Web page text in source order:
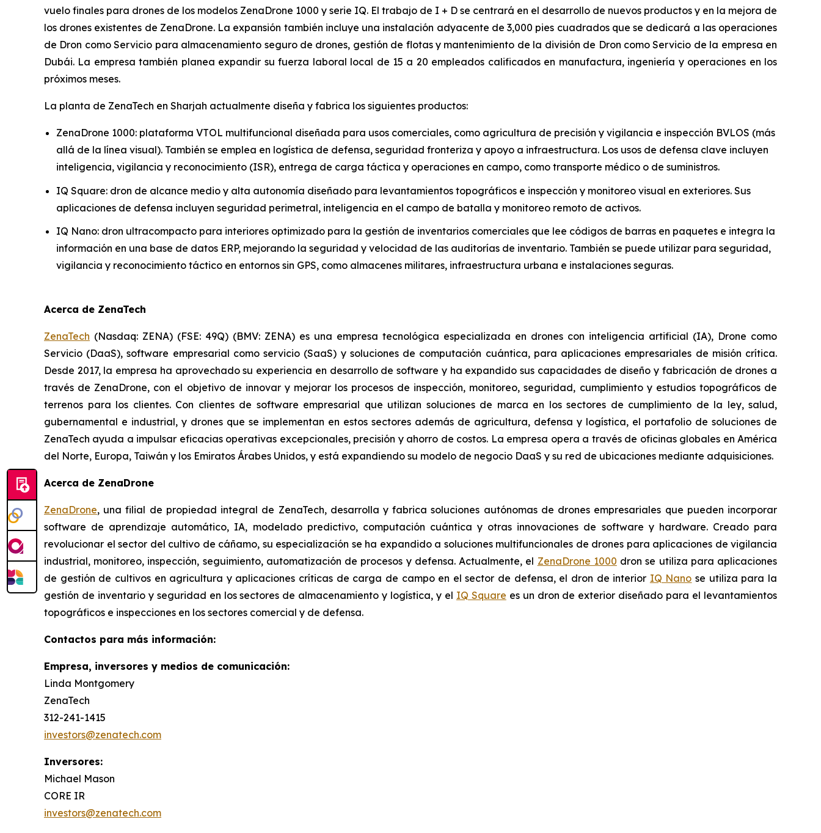
vuelo finales para drones de los modelos ZenaDrone 1000 y serie IQ. El trabajo de I + D se centrará en el desarrollo de nuevos productos y en la mejora de
los drones existentes de ZenaDrone. La expansión también incluye una instalación adyacente de 3,000 pies cuadrados que se dedicará a las operaciones
de Dron como Servicio para almacenamiento seguro de drones, gestión de flotas y mantenimiento de la división de Dron como Servicio de la empresa en
Dubái. La empresa también planea expandir su fuerza laboral local de 15 a 20 empleados calificados en manufactura, ingeniería y operaciones en los
próximos meses.
La planta de ZenaTech en Sharjah actualmente diseña y fabrica los siguientes productos:
ZenaDrone 1000: plataforma VTOL multifuncional diseñada para usos comerciales, como agricultura de precisión y vigilancia e inspección BVLOS (más
allá de la línea visual). También se emplea en logística de defensa, seguridad fronteriza y apoyo a infraestructura. Los usos de defensa clave incluyen
inteligencia, vigilancia y reconocimiento (ISR), entrega de carga táctica y operaciones en campo, como transporte médico o de suministros.
IQ Square: dron de alcance medio y alta autonomía diseñado para levantamientos topográficos e inspección y monitoreo visual en exteriores. Sus
aplicaciones de defensa incluyen seguridad perimetral, inteligencia en el campo de batalla y monitoreo remoto de activos.
IQ Nano: dron ultracompacto para interiores optimizado para la gestión de inventarios comerciales que lee códigos de barras en paquetes e integra la
información en una base de datos ERP, mejorando la seguridad y velocidad de las auditorías de inventario. También se puede utilizar para seguridad,
vigilancia y reconocimiento táctico en entornos sin GPS, como almacenes militares, infraestructura urbana e instalaciones seguras.
Acerca de ZenaTech
ZenaTech (Nasdaq: ZENA) (FSE: 49Q) (BMV: ZENA) es una empresa tecnológica especializada en drones con inteligencia artificial (IA), Drone como
Servicio (DaaS), software empresarial como servicio (SaaS) y soluciones de computación cuántica, para aplicaciones empresariales de misión crítica.
Desde 2017, la empresa ha aprovechado su experiencia en desarrollo de software y ha expandido sus capacidades de diseño y fabricación de drones a
través de ZenaDrone, con el objetivo de innovar y mejorar los procesos de inspección, monitoreo, seguridad, cumplimiento y estudios topográficos de
terrenos para los clientes. Con clientes de software empresarial que utilizan soluciones de marca en los sectores de cumplimiento de la ley, salud,
gubernamental e industrial, y drones que se implementan en estos sectores además de agricultura, defensa y logística, el portafolio de soluciones de
ZenaTech ayuda a impulsar eficacias operativas excepcionales, precisión y ahorro de costos. La empresa opera a través de oficinas globales en América
del Norte, Europa, Taiwán y los Emiratos Árabes Unidos, y está expandiendo su modelo de negocio DaaS y su red de ubicaciones mediante adquisiciones.
Acerca de ZenaDrone
ZenaDrone, una filial de propiedad integral de ZenaTech, desarrolla y fabrica soluciones autónomas de drones empresariales que pueden incorporar
software de aprendizaje automático, IA, modelado predictivo, computación cuántica y otras innovaciones de software y hardware. Creado para
revolucionar el sector del cultivo de cáñamo, su especialización se ha expandido a soluciones multifuncionales de drones para aplicaciones de vigilancia
industrial, monitoreo, inspección, seguimiento, automatización de procesos y defensa. Actualmente, el ZenaDrone 1000 dron se utiliza para aplicaciones
de gestión de cultivos en agricultura y aplicaciones críticas de carga de campo en el sector de defensa, el dron de interior IQ Nano se utiliza para la
gestión de inventario y seguridad en los sectores de almacenamiento y logística, y el IQ Square es un dron de exterior diseñado para el levantamientos
topográficos e inspecciones en los sectores comercial y de defensa.
Contactos para más información:
Empresa, inversores y medios de comunicación:
Linda Montgomery
ZenaTech
312-241-1415
investors@zenatech.com
Inversores:
Michael Mason
CORE IR
investors@zenatech.com